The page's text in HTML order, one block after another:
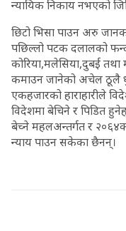
न्यायिक निकाय नभएको
छिटो भिसा पाउन अरु
पछिल्लो पटक दलालको
कोरिया,मलेसिया,दुबई
कमाउन जानेको अचेल ठूलै
एकहजारको हाराहारीले
विदेशमा बेचिने र पिडित
बेच्ने महलअन्तर्गत र
न्याय पाउन सकेका छैनन्।